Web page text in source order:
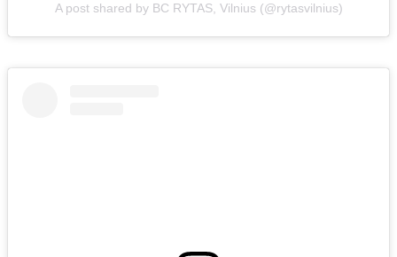
A post shared by BC RYTAS, Vilnius (@rytasvilnius)